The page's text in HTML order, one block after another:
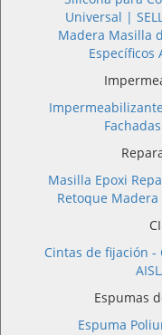
Universal |
Madera
Específicos
Fachadas
Masilla Epoxi
Retoque Madera
Cintas de fijación -
Espumas
Espuma